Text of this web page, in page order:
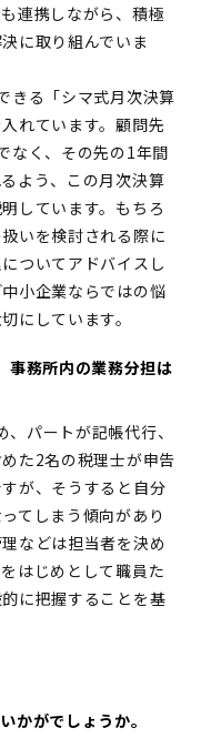
連携しながら、積極
に取り組んでいま
きる「シマ式月次決算
れています。顧問先
なく、その先の1年間
よう、この月次決算
しています。もちろ
いを検討される際に
ついてアドバイスし
小企業ならではの悩
にしています。
事務所内の業務分担は
パートが記帳代行、
た2名の税理士が申告
が、そうすると自分
てしまう傾向があり
などは担当者を決め
はじめとして職員た
に把握することを基
かがでしょうか。